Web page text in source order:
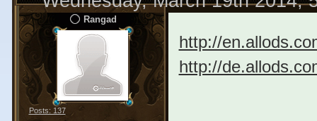
Rangad
Posts: 137
http://
http://